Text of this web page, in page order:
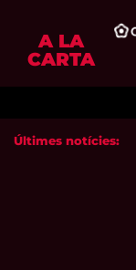
A LA
CARTA
Últimes notícies: